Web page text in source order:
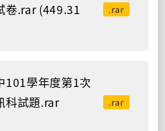
卷.rar (449.31
.rar
101學年度第1次
科試題.rar
.rar